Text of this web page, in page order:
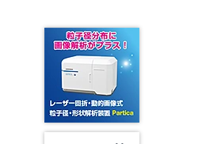
総
会
議
事
録
定
剤・
創
剤
セ
ミ
ナ
&
A.
ヒ
グ
チ
記
介
グ
ラ
ビ
ア
記
事
い
て
認
定
試
学」
編
集
委
員
会
「薬
経
鼻
投
与
製
剤
作
権